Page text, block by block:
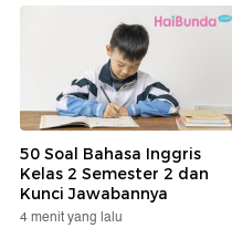
50 Soal Bahasa Inggris
Kelas 2 Semester 2 dan
Kunci Jawabannya
4 menit yang lalu